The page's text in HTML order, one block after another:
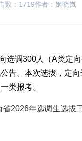
数：1719作者：姬晓岚
选调300人（A类定
告。本次选拔，定向
类报考。
2026年选调生选拔